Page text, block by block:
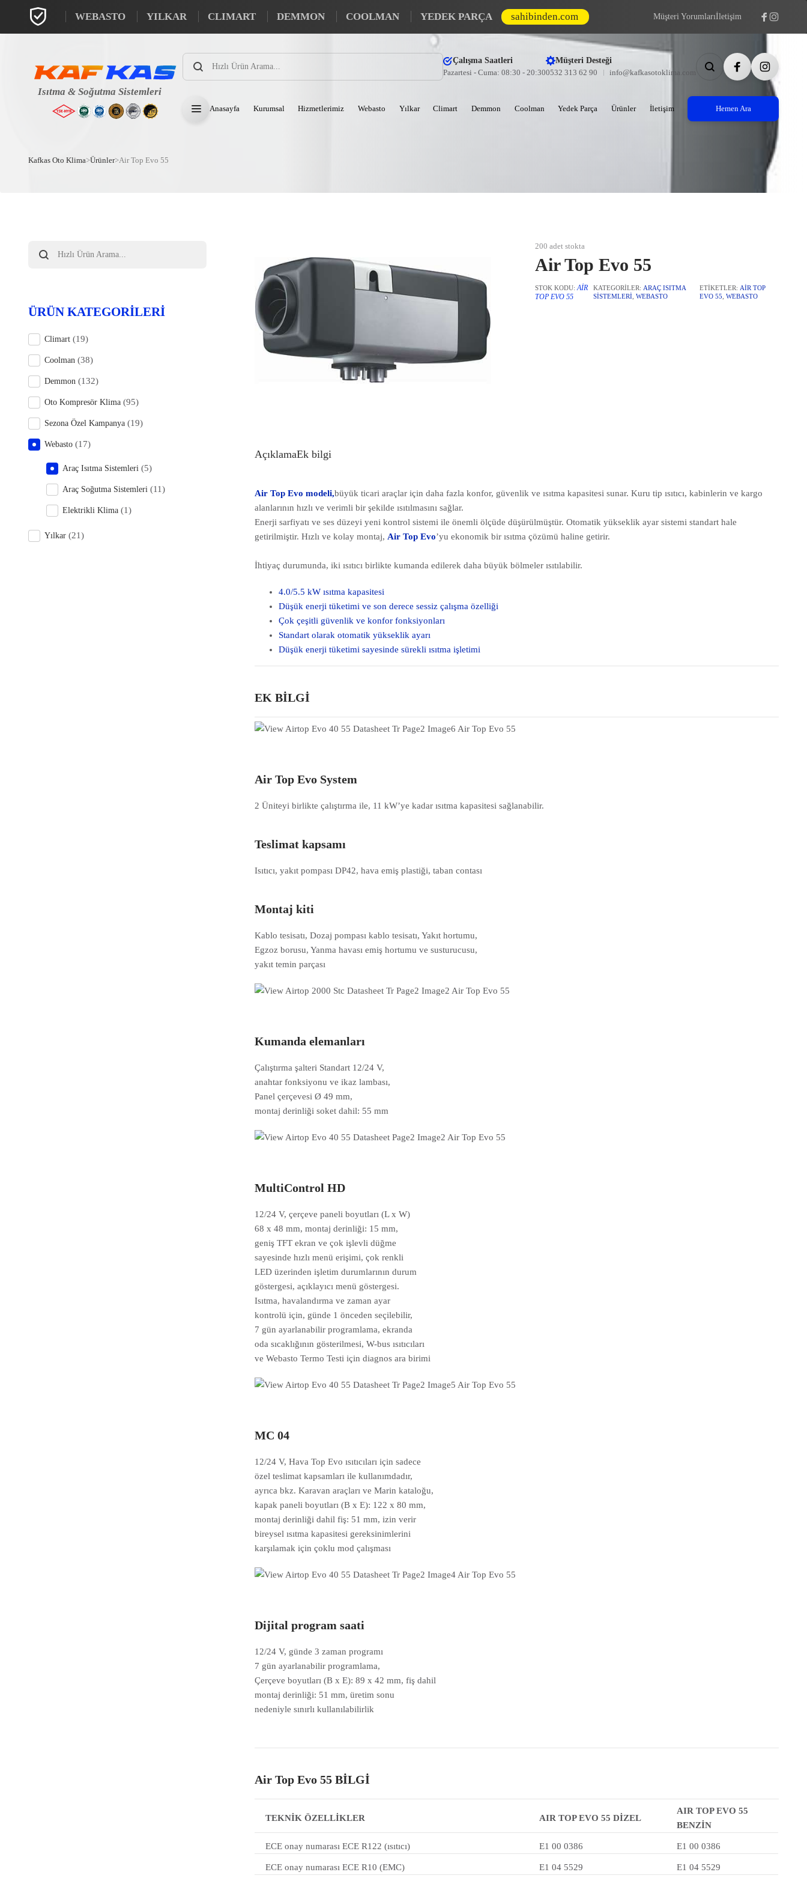
WEBASTO YILKAR CLIMART DEMMON COOLMAN YEDEK PARÇA sahibinden.com Müşteri Yorumlarıİletişim
Products
search
Çalışma Saatleri
Pazartesi - Cuma: 08:30 - 20:30
Müşteri Desteği
0532 313 62 90
info@kafkasotoklima.com
Anasayfa Kurumsal Hizmetlerimiz Webasto Yılkar Climart Demmon Coolman Yedek Parça Ürünler İletişim Hemen Ara
Kafkas Oto Klima>Ürünler>Air Top Evo 55
Air Top Evo 55
200 adet stokta
STOK KODU: AIR
TOP EVO 55
KATEGORILER: ARAÇ ISITMA
SISTEMLERI ,WEBASTO
ETIKETLER: AIR TOP
EVO 55 WEBASTO
AçıklamaEk bilgi
Air Top Evo modeli,büyük ticari araçlar için daha fazla konfor, güvenlik ve ısıtma kapasitesi sunar. Kuru tip ısıtıcı, kabinlerin ve kargo
alanlarının hızlı ve verimli bir şekilde ısıtılmasını sağlar.
Enerji sarfiyatı ve ses düzeyi yeni kontrol sistemi ile önemli ölçüde düşürülmüştür. Otomatik yükseklik ayar sistemi standart hale
getirilmiştir. Hızlı ve kolay montaj, Air Top Evo’yu ekonomik bir ısıtma çözümü haline getirir.
İhtiyaç durumunda, iki ısıtıcı birlikte kumanda edilerek daha büyük bölmeler ısıtılabilir.
4.0/5.5 kW ısıtma kapasitesi
Düşük enerji tüketimi ve son derece sessiz çalışma özelliği
Çok çeşitli güvenlik ve konfor fonksiyonları
Standart olarak otomatik yükseklik ayarı
Düşük enerji tüketimi sayesinde sürekli ısıtma işletimi
EK BİLGİ
Air Top Evo System
2 Üniteyi birlikte çalıştırma ile, 11 kW’ye kadar ısıtma kapasitesi sağlanabilir.
Teslimat kapsamı
Isıtıcı, yakıt pompası DP42, hava emiş plastiği, taban contası
Montaj kiti
Kablo tesisatı, Dozaj pompası kablo tesisatı, Yakıt hortumu,
Egzoz borusu, Yanma havası emiş hortumu ve susturucusu,
yakıt temin parçası
Kumanda elemanları
Çalıştırma şalteri Standart 12/24 V,
anahtar fonksiyonu ve ikaz lambası,
Panel çerçevesi Ø 49 mm,
montaj derinliği soket dahil: 55 mm
MultiControl HD
12/24 V, çerçeve paneli boyutları (L x W)
68 x 48 mm, montaj derinliği: 15 mm,
geniş TFT ekran ve çok işlevli düğme
sayesinde hızlı menü erişimi, çok renkli
LED üzerinden işletim durumlarının durum
göstergesi, açıklayıcı menü göstergesi.
Isıtma, havalandırma ve zaman ayar
kontrolü için, günde 1 önceden seçilebilir,
7 gün ayarlanabilir programlama, ekranda
oda sıcaklığının gösterilmesi, W-bus ısıtıcıları
ve Webasto Termo Testi için diagnos ara birimi
MC 04
12/24 V, Hava Top Evo ısıtıcıları için sadece
özel teslimat kapsamları ile kullanımdadır,
ayrıca bkz. Karavan araçları ve Marin kataloğu,
kapak paneli boyutları (B x E): 122 x 80 mm,
montaj derinliği dahil fiş: 51 mm, izin verir
bireysel ısıtma kapasitesi gereksinimlerini
karşılamak için çoklu mod çalışması
Dijital program saati
12/24 V, günde 3 zaman programı
7 gün ayarlanabilir programlama,
Çerçeve boyutları (B x E): 89 x 42 mm, fiş dahil
montaj derinliği: 51 mm, üretim sonu
nedeniyle sınırlı kullanılabilirlik
Air Top Evo 55 BİLGİ
TEKNİK ÖZELLİKLER AIR TOP EVO 55 DİZEL
AIR TOP EVO 55
BENZİN
ECE onay numarası ECE R122 (ısıtıcı) E1 00 0386 E1 00 0386
ECE onay numarası ECE R10 (EMC) E1 04 5529 E1 04 5529
search
ÜRÜN KATEGORILERI
Climart (19)
Coolman (38)
Demmon (132)
Oto Kompresör Klima (95)
Sezona Özel Kampanya (19)
Webasto (17)
Araç Isıtma Sistemleri (5)
Araç Soğutma Sistemleri (11)
Elektrikli Klima (1)
Yılkar (21)